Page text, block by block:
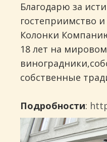
Благодарю за
гостеприимство
Колонки
18 лет на
собственные
Подробности: